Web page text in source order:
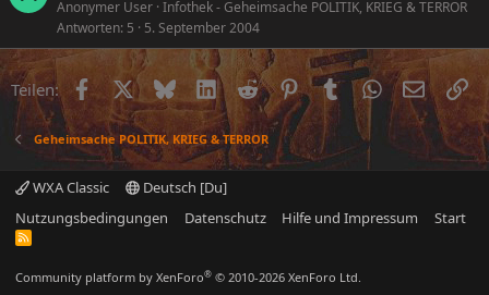
Anonymer User Infothek - Geheimsache POLITIK, KRIEG & TERROR
Antworten 5 5. September 2004
Teilen: FacebookX (Twitter)
BlueskyLinkedIn
Reddit PinterestTumblrWhatsApp
E-Mail
Geheimsache POLITIK, KRIEG & TERROR
WXA Classic
Deutsch [Du]
Nutzungsbedingungen
Datenschutz Hilfe und Impressum Start
R
Community platform by XenForo® © 2010-2026 XenForo Ltd.